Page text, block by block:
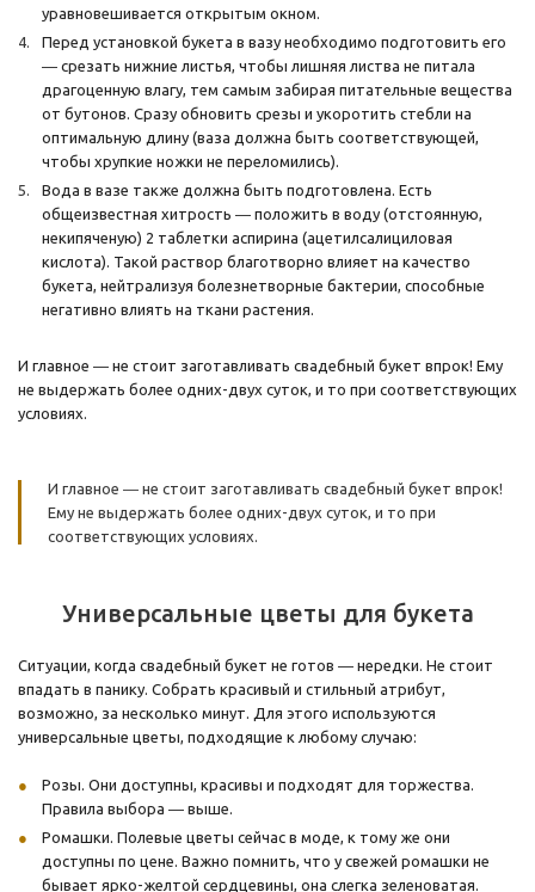
уравновешивается открытым окном.
Перед установкой букета в вазу необходимо подготовить его
― срезать нижние листья, чтобы лишняя листва не питала
драгоценную влагу, тем самым забирая питательные вещества
от бутонов. Сразу обновить срезы и укоротить стебли на
оптимальную длину (ваза должна быть соответствующей,
чтобы хрупкие ножки не переломились).
Вода в вазе также должна быть подготовлена. Есть
общеизвестная хитрость ― положить в воду (отстоянную,
некипяченую) 2 таблетки аспирина (ацетилсалициловая
кислота). Такой раствор благотворно влияет на качество
букета, нейтрализуя болезнетворные бактерии, способные
негативно влиять на ткани растения.
И главное ― не стоит заготавливать свадебный букет впрок! Ему
не выдержать более одних-двух суток, и то при соответствующих
условиях.
И главное ― не стоит заготавливать свадебный букет впрок!
Ему не выдержать более одних-двух суток, и то при
соответствующих условиях.
Универсальные цветы для букета
Ситуации, когда свадебный букет не готов ― нередки. Не стоит
впадать в панику. Собрать красивый и стильный атрибут,
возможно, за несколько минут. Для этого используются
универсальные цветы, подходящие к любому случаю:
Розы. Они доступны, красивы и подходят для торжества.
Правила выбора ― выше.
Ромашки. Полевые цветы сейчас в моде, к тому же они
доступны по цене. Важно помнить, что у свежей ромашки не
бывает ярко-желтой сердцевины, она слегка зеленоватая.